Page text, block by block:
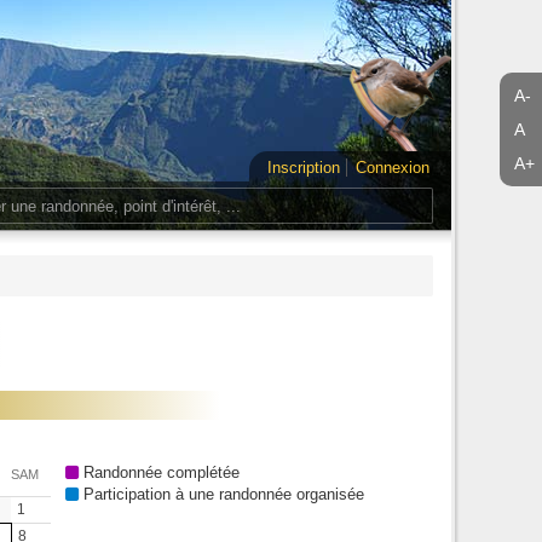
A-
A
A+
Inscription
Connexion
SAM
1
8
Randonnée complétée
Participation à une randonnée organisée